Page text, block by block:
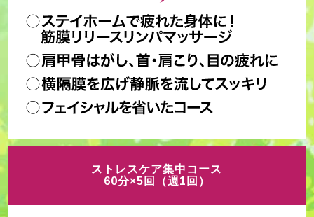
ストレスケア集中コース
60分×5回（週1回）